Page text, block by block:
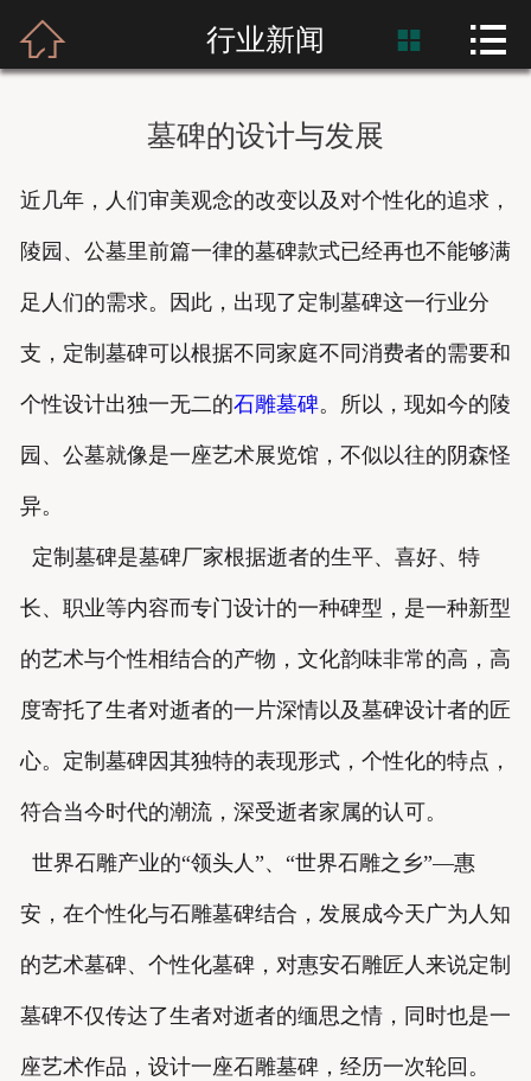
首页
新闻资讯
工程案例
 行业新闻  
墓碑的设计与发展
近几年，人们审美观念的改变以及对个性化的追求，
陵园、公墓里前篇一律的墓碑款式已经再也不能够满
足人们的需求。因此，出现了定制墓碑这一行业分
支，定制墓碑可以根据不同家庭不同消费者的需要和
个性设计出独一无二的石雕墓碑。所以，现如今的陵
园、公墓就像是一座艺术展览馆，不似以往的阴森怪
异。
定制墓碑是墓碑厂家根据逝者的生平、喜好、特
长、职业等内容而专门设计的一种碑型，是一种新型
的艺术与个性相结合的产物，文化韵味非常的高，高
度寄托了生者对逝者的一片深情以及墓碑设计者的匠
心。定制墓碑因其独特的表现形式，个性化的特点，
符合当今时代的潮流，深受逝者家属的认可。
世界石雕产业的“领头人”、“世界石雕之乡”—惠
安，在个性化与石雕墓碑结合，发展成今天广为人知
的艺术墓碑、个性化墓碑，对惠安石雕匠人来说定制
墓碑不仅传达了生者对逝者的缅思之情，同时也是一
座艺术作品，设计一座石雕墓碑，经历一次轮回。